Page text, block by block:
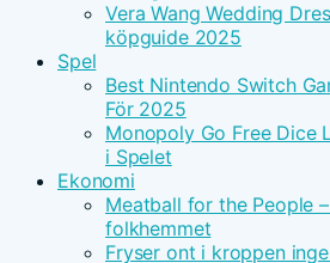
Vera Wang Wedding
köpguide 2025
Spel
Best Nintendo Switch
För 2025
Monopoly Go Free Dice
i Spelet
Ekonomi
Meatball for the People
folkhemmet
Fryser ont i kroppen